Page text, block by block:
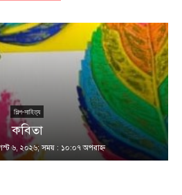
শিল্প-সাহিত্য
কবিতা
৬, ২০২৬; সময় : ১০:০৭ অপরাহ্ণ